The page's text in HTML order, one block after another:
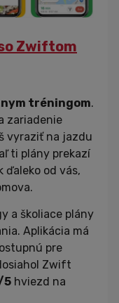
Zwiftom
tréningom.
zariadenie
vyraziť na jazdu
ti plány prekazí
ďaleko od vás,
a školiace plány
Aplikácia má
pre
Zwift
5 hviezd na